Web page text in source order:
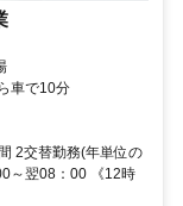
車で10分
2交替勤務(年単位の
～翌08：00 《12時